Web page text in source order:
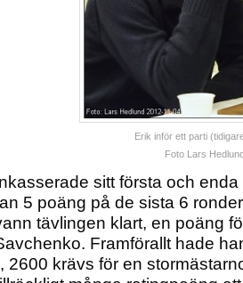
Erik inför ett parti
Foto Lars
sitt första och
5 poäng på de sista 6
tävlingen klart, en poäng
Framförallt hade
2600 krävs för en